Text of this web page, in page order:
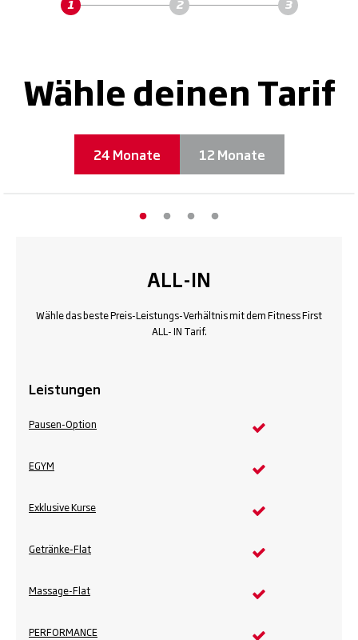
Wähle deinen Tarif
24 Monate 12 Monate
ALL-IN
Wähle das beste Preis-Leistungs-Verhältnis mit dem Fitness First
ALL- IN Tarif.
Leistungen
Pausen-Option
EGYM
Exklusive Kurse
Getränke-Flat
Massage-Flat
PERFORMANCE